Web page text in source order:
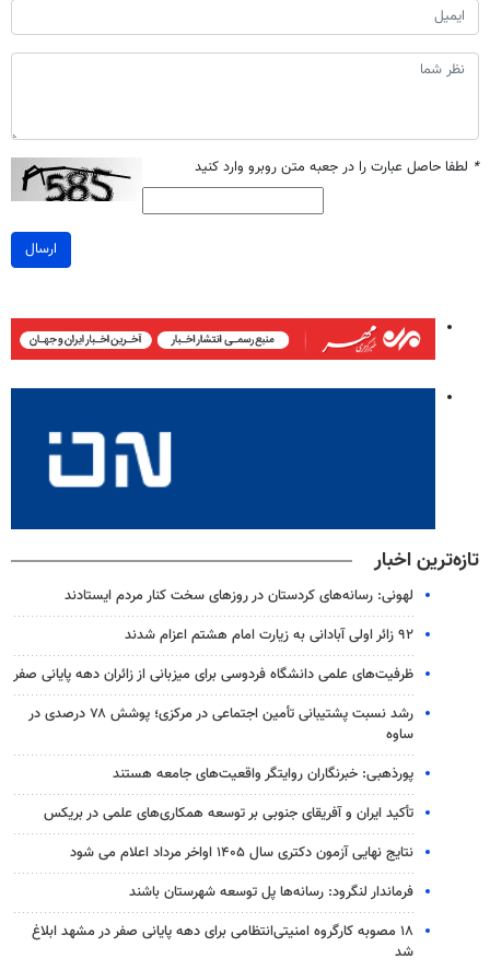
* لطفا حاصل عبارت را در جعبه متن روبرو وارد کنید
ارسال
تازه‌ترین اخبار
لهونی: رسانه‌های کردستان در روزهای سخت کنار مردم ایستادند
۹۲ زائر اولی آبادانی به زیارت امام هشتم اعزام شدند
ظرفیت‌های علمی دانشگاه فردوسی برای میزبانی از زائران دهه پایانی صفر
رشد نسبت پشتیبانی تأمین اجتماعی در مرکزی؛ پوشش ۷۸ درصدی در
ساوه
پورذهبی: خبرنگاران روایتگر واقعیت‌های جامعه‌ هستند
تأکید ایران و آفریقای جنوبی بر توسعه همکاری‌های علمی در بریکس
نتایج نهایی آزمون دکتری سال ۱۴۰۵ اواخر مرداد اعلام می شود
فرماندار لنگرود: رسانه‌ها پل توسعه شهرستان باشند
۱۸ مصوبه کارگروه امنیتی‌انتظامی برای دهه پایانی صفر در مشهد ابلاغ
شد